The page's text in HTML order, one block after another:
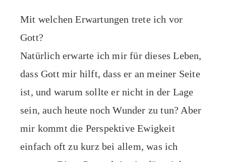
Mit welchen Erwartungen trete ich vor
Gott?
Natürlich erwarte ich mir für dieses Leben,
dass Gott mir hilft, dass er an meiner Seite
ist, und warum sollte er nicht in der Lage
sein, auch heute noch Wunder zu tun? Aber
mir kommt die Perspektive Ewigkeit
einfach oft zu kurz bei allem, was ich